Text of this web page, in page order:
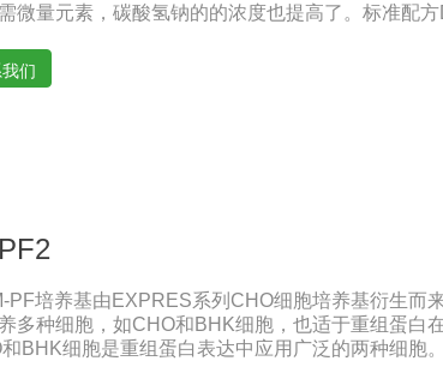
微量元素，碳酸氢钠的的浓度也提高了。标准配
期用来培养鼠胚胎细胞。如今DMEM培养基广泛应用
细胞的无血清培养
们
PF培养基由EXPRES系列CHO细胞培养基衍生而
多种细胞，如CHO和BHK细胞，也适于重组蛋白
BHK细胞是重组蛋白表达中应用广泛的两种细胞